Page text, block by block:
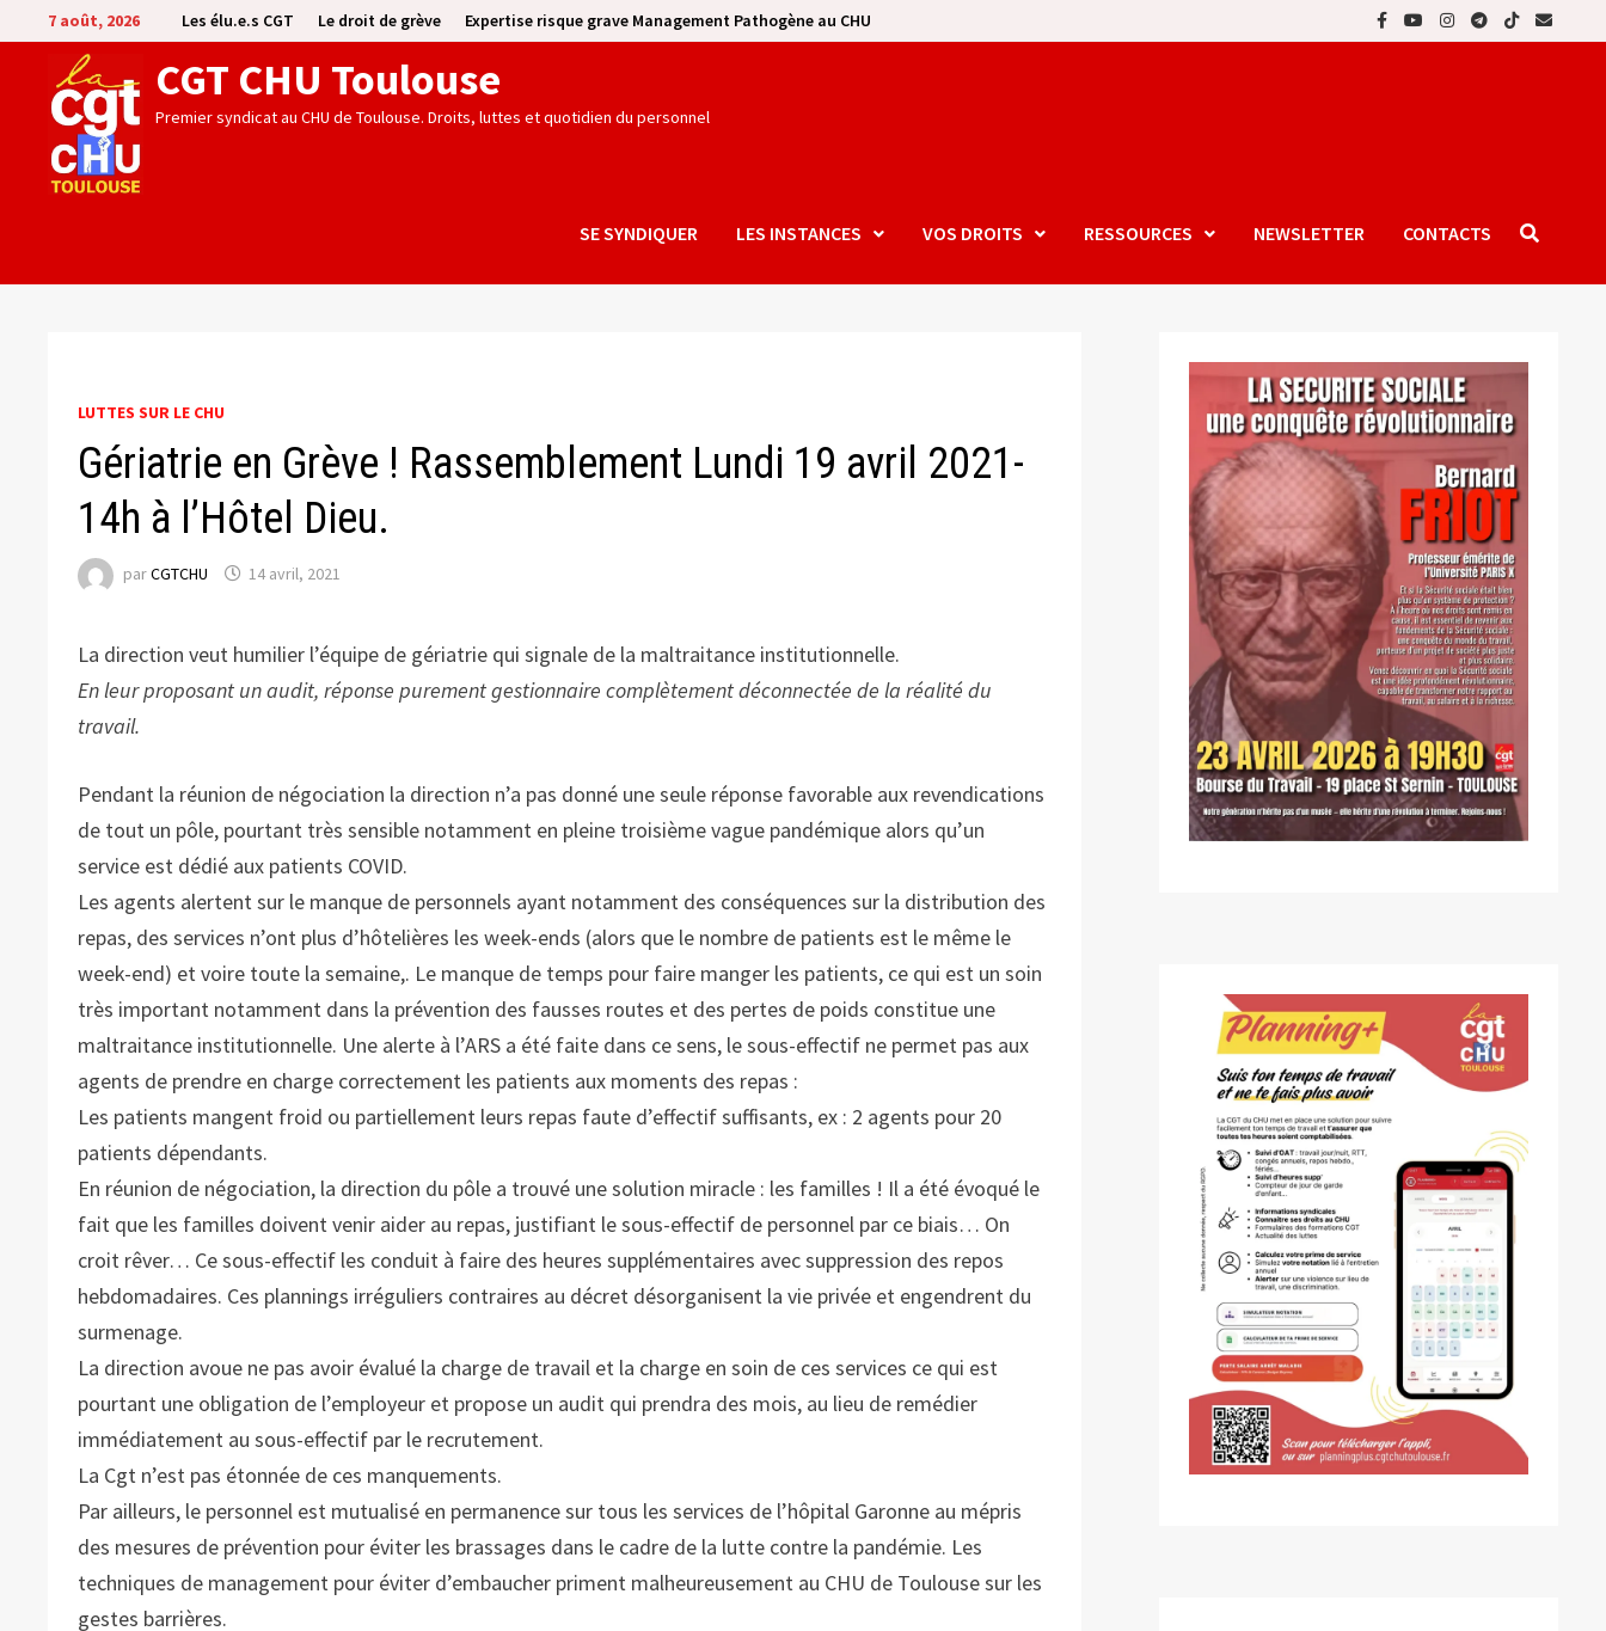
Passer
au
contenu
7 août, 2026 Les élu.e.s CGT Le droit de grève Expertise risque grave Management Pathogène au CHU
CGT CHU Toulouse
Premier syndicat au CHU de Toulouse. Droits, luttes et quotidien du personnel
SE SYNDIQUER LES INSTANCES VOS DROITS RESSOURCES NEWSLETTER CONTACTS
LUTTES SUR LE CHU
Gériatrie en Grève ! Rassemblement Lundi 19 avril 2021-
14h à l’Hôtel Dieu.
parCGTCHU 14 avril, 2021
La direction veut humilier l’équipe de gériatrie qui signale de la maltraitance institutionnelle.
En leur proposant un audit, réponse purement gestionnaire complètement déconnectée de la réalité du
travail.
Pendant la réunion de négociation la direction n’a pas donné une seule réponse favorable aux revendications
de tout un pôle, pourtant très sensible notamment en pleine troisième vague pandémique alors qu’un
service est dédié aux patients COVID.
Les agents alertent sur le manque de personnels ayant notamment des conséquences sur la distribution des
repas, des services n’ont plus d’hôtelières les week-ends (alors que le nombre de patients est le même le
week-end) et voire toute la semaine,. Le manque de temps pour faire manger les patients, ce qui est un soin
très important notamment dans la prévention des fausses routes et des pertes de poids constitue une
maltraitance institutionnelle. Une alerte à l’ARS a été faite dans ce sens, le sous-effectif ne permet pas aux
agents de prendre en charge correctement les patients aux moments des repas :
Les patients mangent froid ou partiellement leurs repas faute d’effectif suffisants, ex : 2 agents pour 20
patients dépendants.
En réunion de négociation, la direction du pôle a trouvé une solution miracle : les familles ! Il a été évoqué le
fait que les familles doivent venir aider au repas, justifiant le sous-effectif de personnel par ce biais… On
croit rêver… Ce sous-effectif les conduit à faire des heures supplémentaires avec suppression des repos
hebdomadaires. Ces plannings irréguliers contraires au décret désorganisent la vie privée et engendrent du
surmenage.
La direction avoue ne pas avoir évalué la charge de travail et la charge en soin de ces services ce qui est
pourtant une obligation de l’employeur et propose un audit qui prendra des mois, au lieu de remédier
immédiatement au sous-effectif par le recrutement.
La Cgt n’est pas étonnée de ces manquements.
Par ailleurs, le personnel est mutualisé en permanence sur tous les services de l’hôpital Garonne au mépris
des mesures de prévention pour éviter les brassages dans le cadre de la lutte contre la pandémie. Les
techniques de management pour éviter d’embaucher priment malheureusement au CHU de Toulouse sur les
gestes barrières.